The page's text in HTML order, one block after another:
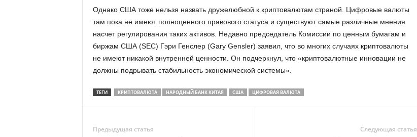
Однако США тоже нельзя назвать дружелюбной к криптовалютам страной. Цифровые валюты
там пока не имеют полноценного правового статуса и существуют самые различные мнения
насчет регулирования таких активов. Недавно председатель Комиссии по ценным бумагам и
биржам США (SEC) Гэри Генслер (Gary Gensler) заявил, что во многих случаях криптовалюты
не имеют никакой внутренней ценности. Он подчеркнул, что «криптовалютные инновации не
должны подрывать стабильность экономической системы».
ТЕГИ КРИПТОВАЛЮТА НАРОДНЫЙ БАНК КИТАЯ США ЦИФРОВАЯ ВАЛЮТА
Предыдущая статья Следующая статья